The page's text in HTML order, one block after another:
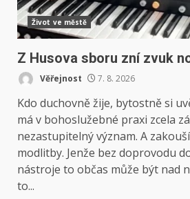
Život ve městě
Z Husova sboru zní zvuk
Věřejnost 7. 8. 2026
Kdo duchovně žije, bytostně si
má v bohoslužebné praxi zcela
nezastupitelný význam. A
modlitby. Jenže bez doprovodu
nástroje to občas může být nad
to...